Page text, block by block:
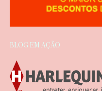
BLOG EM AÇÃO